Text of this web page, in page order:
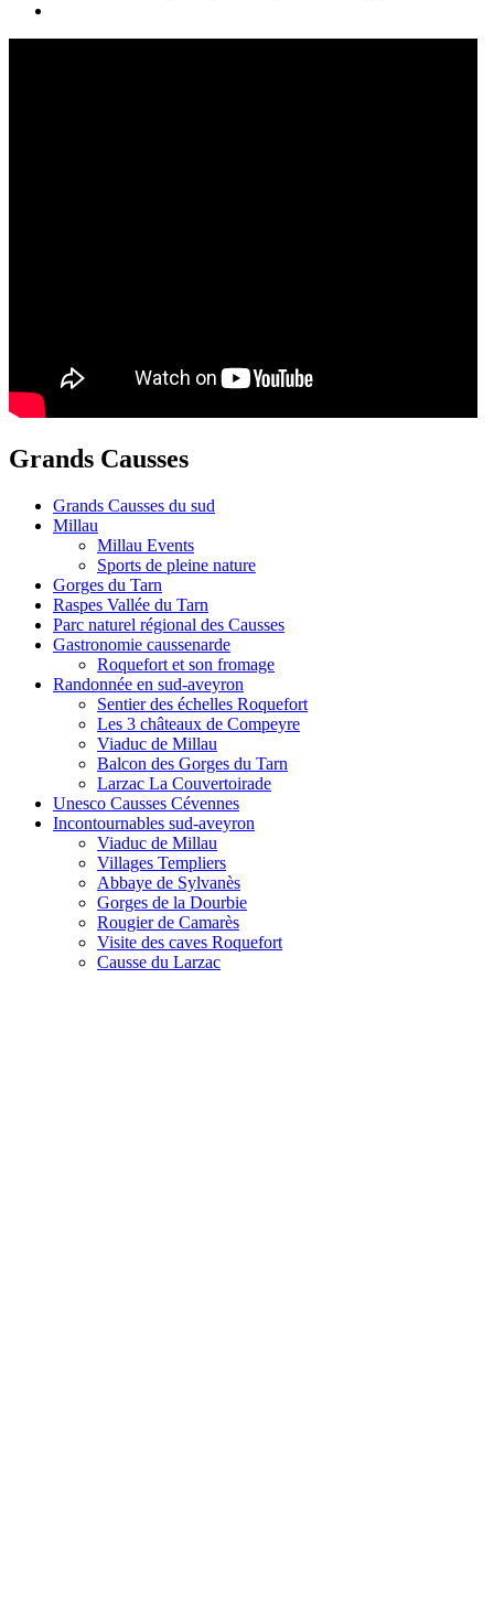
Grands Causses
Grands Causses du sud
Millau
Millau Events
Sports de pleine nature
Gorges du Tarn
Raspes Vallée du Tarn
Parc naturel régional des Causses
Gastronomie caussenarde
Roquefort et son fromage
Randonnée en sud-aveyron
Sentier des échelles Roquefort
Les 3 châteaux de Compeyre
Viaduc de Millau
Balcon des Gorges du Tarn
Larzac La Couvertoirade
Unesco Causses Cévennes
Incontournables sud-aveyron
Viaduc de Millau
Villages Templiers
Abbaye de Sylvanès
Gorges de la Dourbie
Rougier de Camarès
Visite des caves Roquefort
Causse du Larzac